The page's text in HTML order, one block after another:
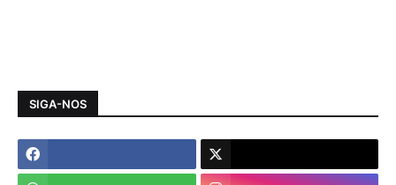
SIGA-NOS